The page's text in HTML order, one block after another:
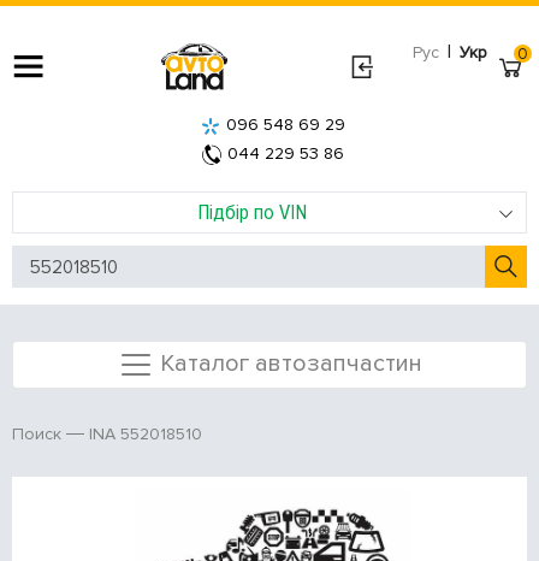
Рус | Укр
Підбір по VIN
096 548 69 29
044 229 53 86
0
Каталог автозапчастин
Поиск INA 552018510